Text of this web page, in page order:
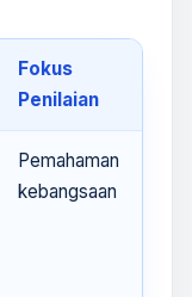
Fokus
Penilaian
Pemahaman
kebangsaan